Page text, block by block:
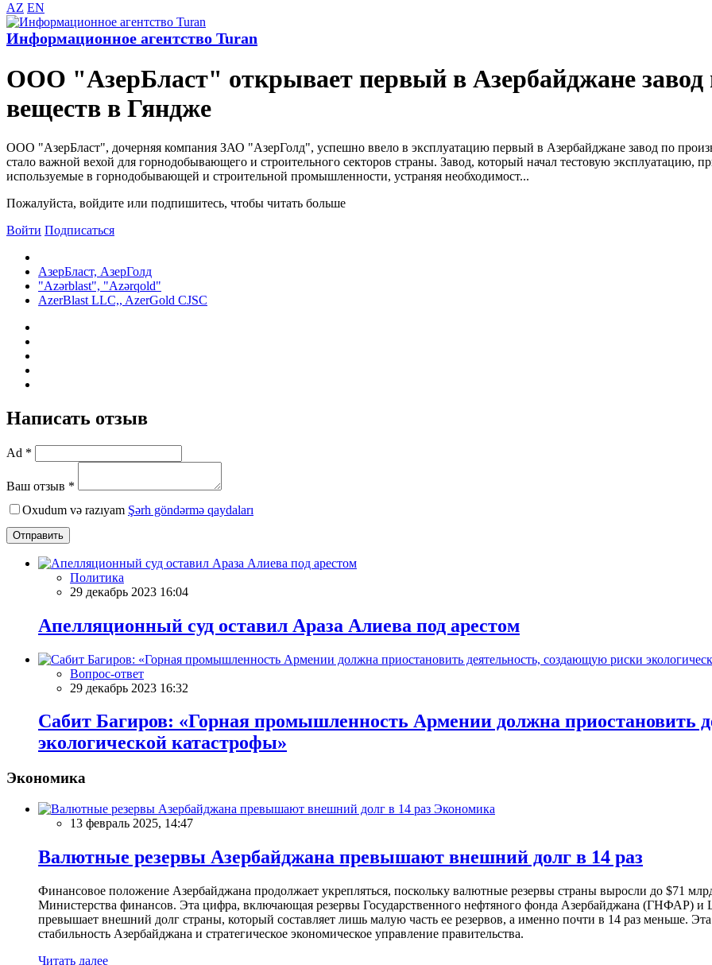
AZ EN
Информационное агентство Turan
ООО "АзерБласт" открывает первый в Азербайджане завод
веществ в Гяндже
ООО "АзерБласт", дочерняя компания ЗАО "АзерГолд", успешно ввело в эксплуатацию первый в Азербайджане завод по
стало важной вехой для горнодобывающего и строительного секторов страны. Завод, который начал тестовую эксплуатацию,
используемые в горнодобывающей и строительной промышленности, устраняя необходимост...
Пожалуйста, войдите или подпишитесь, чтобы читать больше
Войти Подписаться
АзерБласт, АзерГолд
"Azərblast", "Azərqold"
AzerBlast LLC,, AzerGold CJSC
Написать отзыв
Ad *
Ваш отзыв *
Oxudum və razıyam Şərh göndərmə qaydaları
Отправить
Политика
29 декабрь 2023 16:04
Апелляционный суд оставил Араза Алиева под арестом
Вопрос-ответ
29 декабрь 2023 16:32
Сабит Багиров: «Горная промышленность Армении должна приостановить
экологической катастрофы»
Экономика
Экономика
13 февраль 2025, 14:47
Валютные резервы Азербайджана превышают внешний долг в 14 раз
Финансовое положение Азербайджана продолжает укрепляться, поскольку валютные резервы страны выросли до $71
Министерства финансов. Эта цифра, включающая резервы Государственного нефтяного фонда Азербайджана (ГНФАР) и
превышает внешний долг страны, который составляет лишь малую часть ее резервов, а именно почти в 14 раз меньше.
стабильность Азербайджана и стратегическое экономическое управление правительства.
Читать далее